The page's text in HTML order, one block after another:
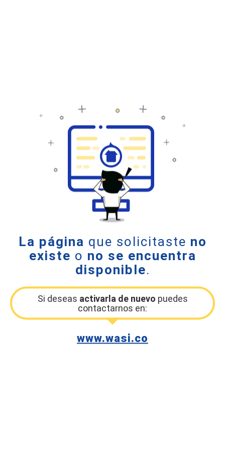
La página que solicitaste no
existe o no se encuentra
disponible.
Si deseas activarla de nuevo puedes
contactarnos en:
www.wasi.co